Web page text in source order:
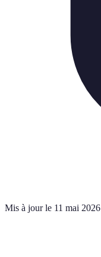
Mis à jour le 11 mai 2026